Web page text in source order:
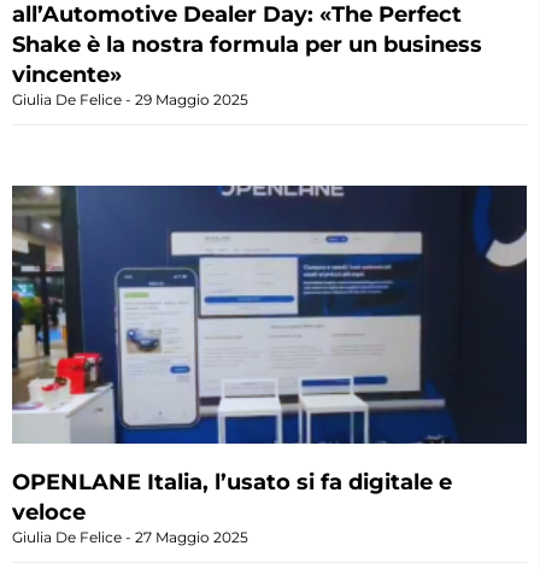
all’Automotive Dealer Day: «The Perfect
Shake è la nostra formula per un business
vincente»
Giulia De Felice 29 Maggio 2025
OPENLANE Italia, l’usato si fa digitale e
veloce
Giulia De Felice 27 Maggio 2025